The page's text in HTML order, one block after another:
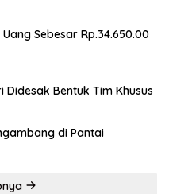
Sebesar Rp.34.650.00
Didesak Bentuk Tim Khusus
di Pantai